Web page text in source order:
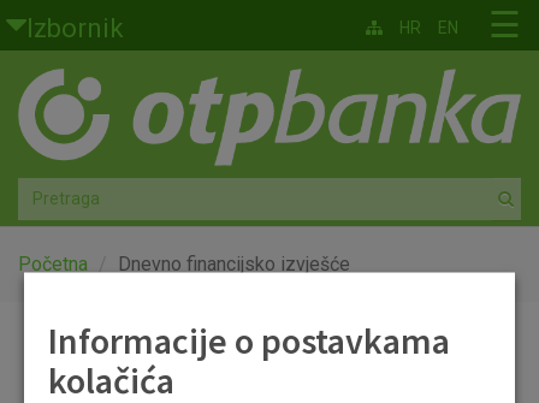
Skoči na glavni sadržaj
Izbornik
Građani
Privatno bankarstvo
Agro
Mala poduzeća i obrtnici
Globalna tržišta
☰
HR EN
Početna Dnevno financijsko izvješće
Dnevno financijsko
Informacije o postavkama
kolačića